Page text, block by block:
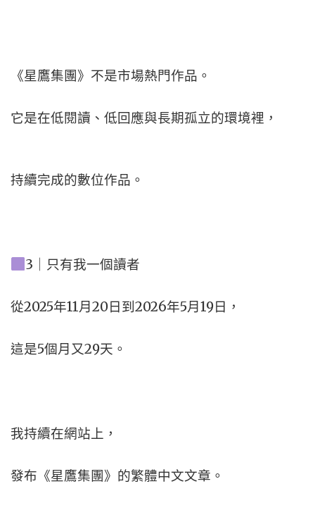
《星鷹集團》不是市場熱門作品。
它是在低閱讀、低回應與長期孤立的環境裡，
持續完成的數位作品。
3｜只有我一個讀者
從2025年11月20日到2026年5月19日，
這是5個月又29天。
我持續在網站上，
發布《星鷹集團》的繁體中文文章。